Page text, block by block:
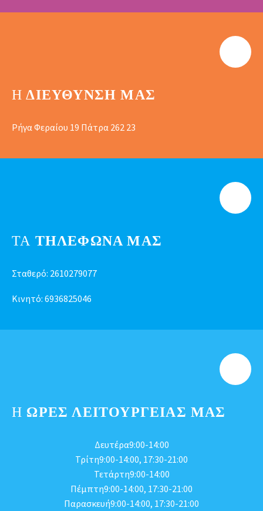
Η ΔΙΕΎΘΥΝΣΗ ΜΑΣ
Ρήγα Φεραίου 19 Πάτρα 262 23
ΤΑ ΤΗΛΕΦΩΝΑ ΜΑΣ
Σταθερό: 2610279077
Κινητό: 6936825046
Η ΩΡΕΣ ΛΕΙΤΟΥΡΓΕΊΑΣ ΜΑΣ
Δευτέρα9:00-14:00
Τρίτη9:00-14:00, 17:30-21:00
Τετάρτη9:00-14:00
Πέμπτη9:00-14:00, 17:30-21:00
Παρασκευή9:00-14:00, 17:30-21:00